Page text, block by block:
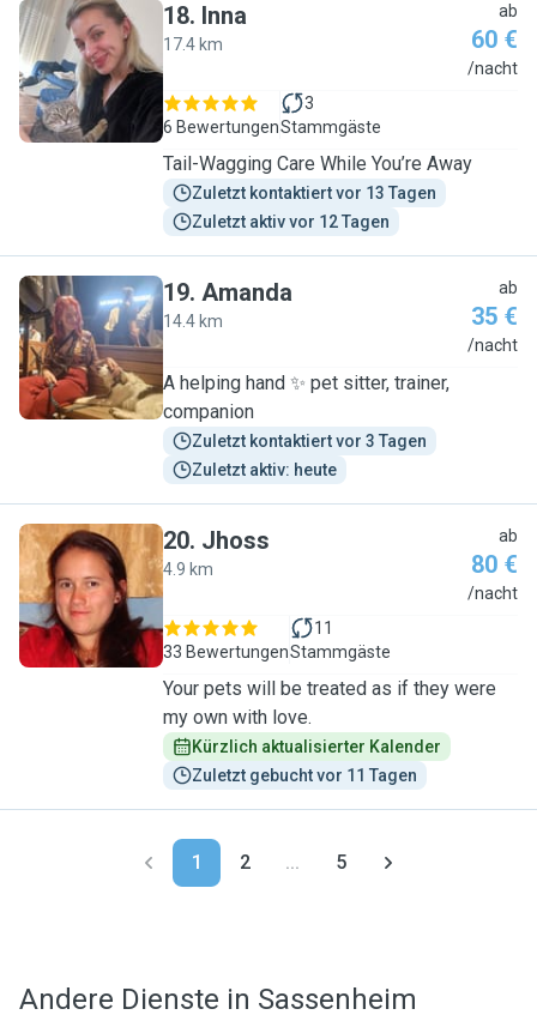
I
18. Inna
17.4 km
ab
60 €
/nacht
6 Bewertungen
3
Stammgäste
Tail-Wagging Care While You’re Away
Zuletzt kontaktiert vor 13 Tagen
Zuletzt aktiv vor 12 Tagen
A
19. Amanda
14.4 km
ab
35 €
/nacht
A helping hand ✨️ pet sitter, trainer,
companion
Zuletzt kontaktiert vor 3 Tagen
Zuletzt aktiv: heute
J
20. Jhoss
4.9 km
ab
80 €
/nacht
33 Bewertungen
11
Stammgäste
Your pets will be treated as if they were
my own with love.
Kürzlich aktualisierter Kalender
Zuletzt gebucht vor 11 Tagen
1 2 ... 5
Andere Dienste in Sassenheim